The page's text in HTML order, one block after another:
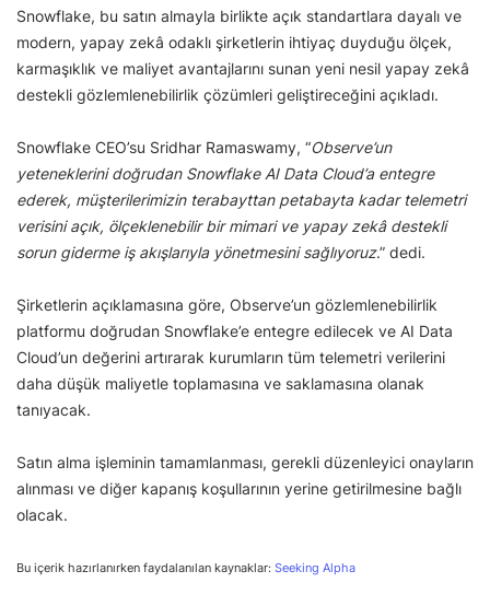
Snowflake, bu satın almayla birlikte açık standartlara dayalı ve
modern, yapay zekâ odaklı şirketlerin ihtiyaç duyduğu ölçek,
karmaşıklık ve maliyet avantajlarını sunan yeni nesil yapay zekâ
destekli gözlemlenebilirlik çözümleri geliştireceğini açıkladı.
Snowflake CEO’su Sridhar Ramaswamy, “Observe’un
yeteneklerini doğrudan Snowflake AI Data Cloud’a entegre
ederek, müşterilerimizin terabayttan petabayta kadar telemetri
verisini açık, ölçeklenebilir bir mimari ve yapay zekâ destekli
sorun giderme iş akışlarıyla yönetmesini sağlıyoruz.” dedi.
Şirketlerin açıklamasına göre, Observe’un gözlemlenebilirlik
platformu doğrudan Snowflake’e entegre edilecek ve AI Data
Cloud’un değerini artırarak kurumların tüm telemetri verilerini
daha düşük maliyetle toplamasına ve saklamasına olanak
tanıyacak.
Satın alma işleminin tamamlanması, gerekli düzenleyici onayların
alınması ve diğer kapanış koşullarının yerine getirilmesine bağlı
olacak.
Bu içerik hazırlanırken faydalanılan kaynaklar: Seeking Alpha